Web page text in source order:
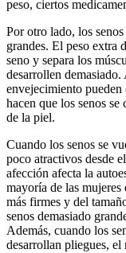
peso, ciertos
Por otro lado, los
grandes. El peso extra
seno y separa los
desarrollen
envejecimiento
hacen que los senos
de la piel.
Cuando los senos se
poco atractivos desde
afección afecta la
mayoría de las mujeres
más firmes y del
senos demasiado
Además, cuando los
desarrollan pliegues,